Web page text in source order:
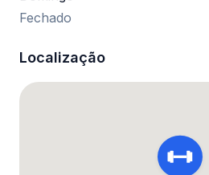
Fechado
Localização